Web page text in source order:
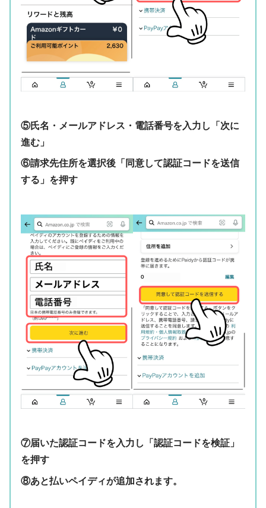
⑤氏名・メールアドレス・電話番号を入力し「次に
進む」
⑥請求先住所を選択後「同意して認証コードを送信
する」を押す
⑦届いた認証コードを入力し「認証コードを検証」
を押す
⑧あと払いペイディが追加されます。